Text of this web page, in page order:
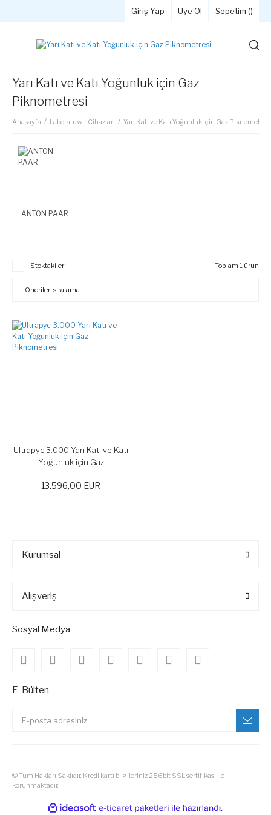
Giriş Yap Üye Ol Sepetim ()
Yarı Katı ve Katı Yoğunluk için Gaz
Piknometresi
Anasayfa Laboratuvar Cihazları Yarı Katı ve Katı Yoğunluk için Gaz Piknometresi
ANTON PAAR
Stoktakiler Toplam 1 ürün
Ultrapyc 3.000 Yarı Katı ve Katı
Yoğunluk için Gaz
13.596,00 EUR
Kurumsal
Alışveriş
Sosyal Medya
E-Bülten
© Tüm Hakları Saklıdır. Kredi kartı bilgileriniz 256bit SSL sertifikası ile
korunmaktadır.
ideasoft
e-